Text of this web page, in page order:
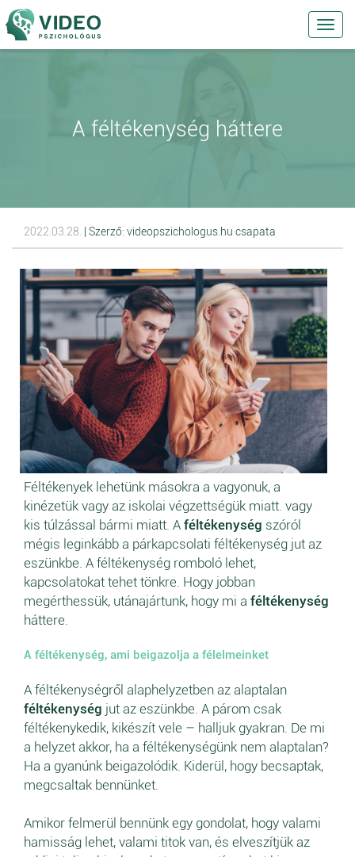
A féltékenység háttere
2022.03.28. | Szerző: videopszichologus.hu csapata
Féltékenyek lehetünk másokra a vagyonuk, a
kinézetük vagy az iskolai végzettségük miatt. vagy
kis túlzással bármi miatt. A féltékenység szóról
mégis leginkább a párkapcsolati féltékenység jut az
eszünkbe. A féltékenység romboló lehet,
kapcsolatokat tehet tönkre. Hogy jobban
megérthessük, utánajártunk, hogy mi a féltékenység
háttere.
A féltékenység, ami beigazolja a félelmeinket
A féltékenységről alaphelyzetben az alaptalan
féltékenység jut az eszünkbe. A párom csak
féltékenykedik, kikészít vele – halljuk gyakran. De mi
a helyzet akkor, ha a féltékenységünk nem alaptalan?
Ha a gyanúnk beigazolódik. Kiderül, hogy becsaptak,
megcsaltak bennünket.
Amikor felmerül bennünk egy gondolat, hogy valami
hamisság lehet, valami titok van, és elveszítjük az